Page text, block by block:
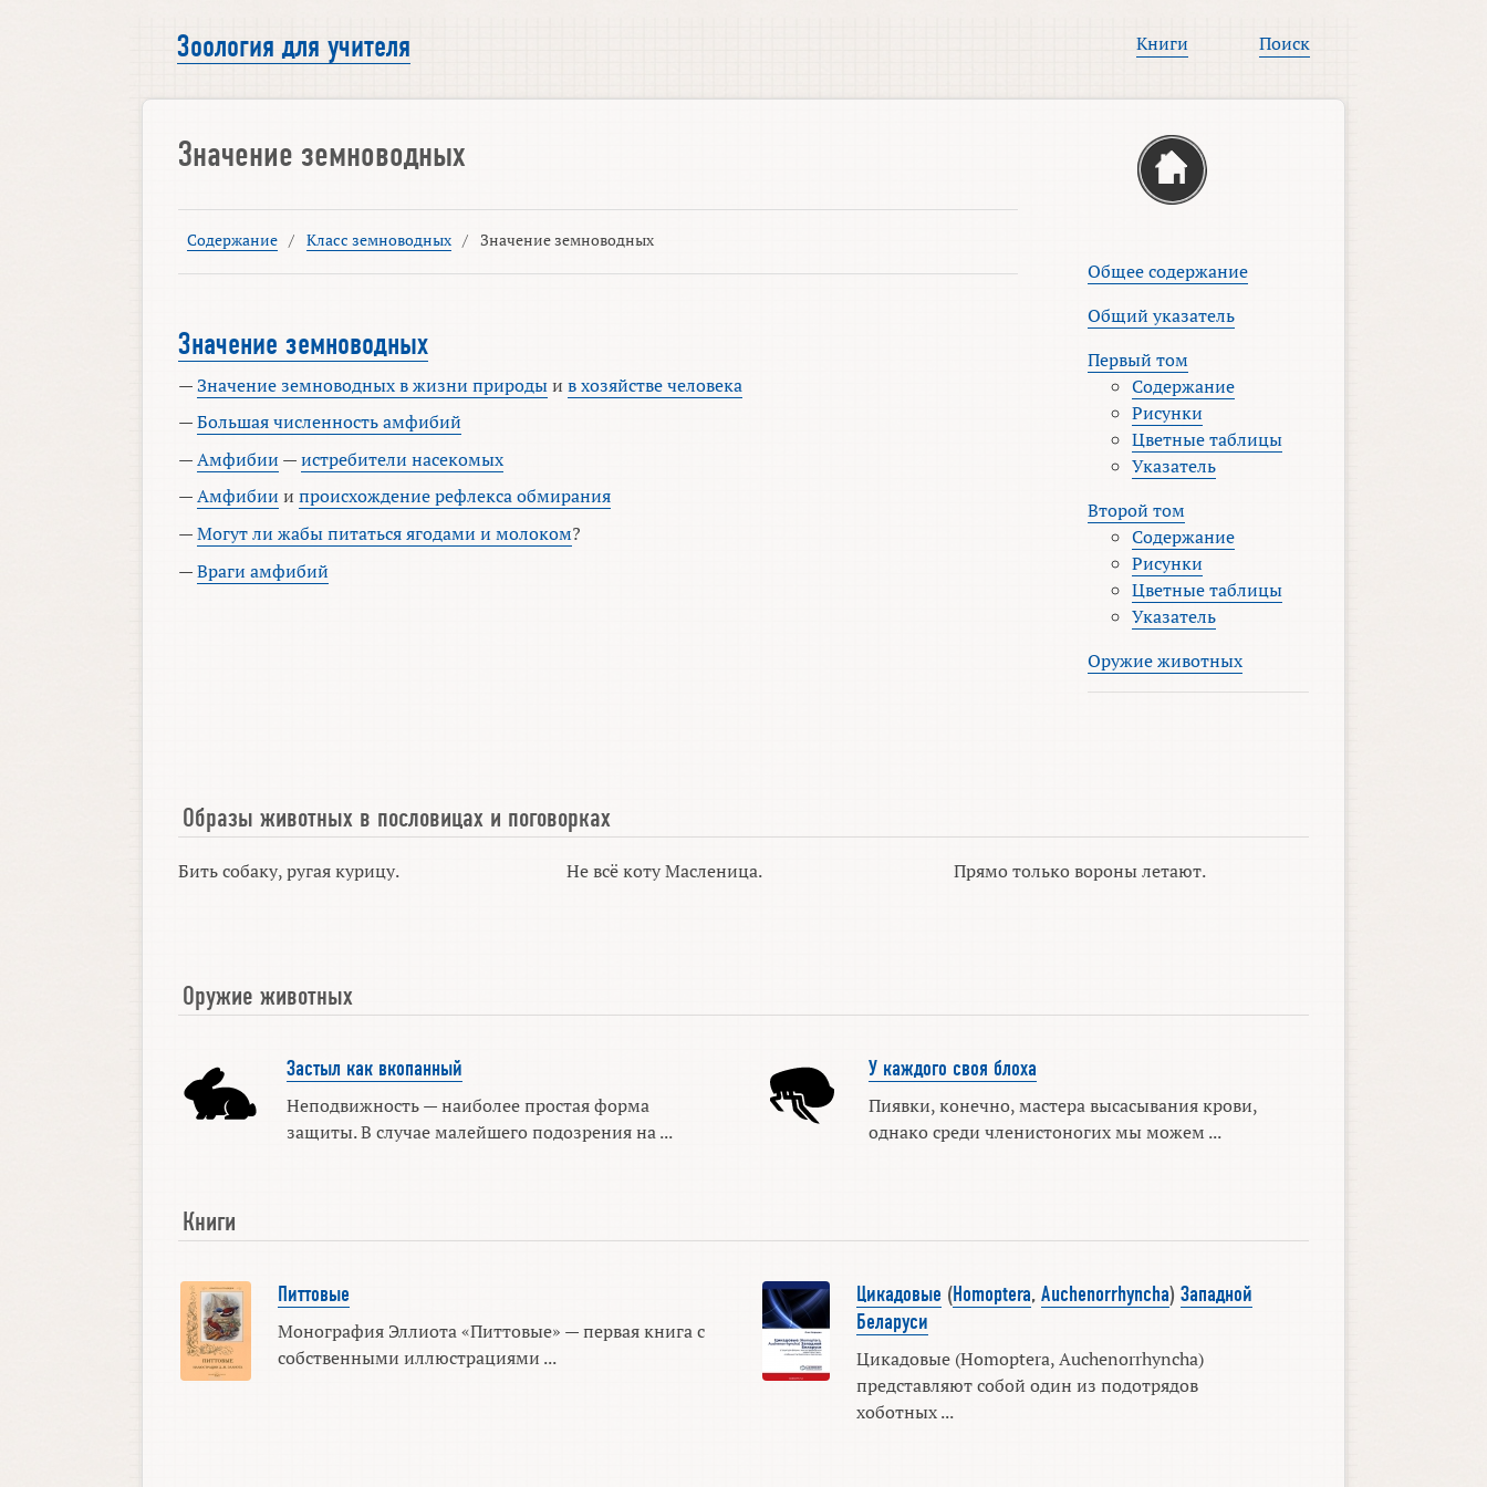
Зоология для учителя Книги Поиск
Значение земноводных
Содержание / Класс земноводных / Значение земноводных
Значение земноводных
—Значение земноводных в жизни природыив хозяйстве человека
—Большая численность амфибий
—Амфибии —истребители насекомых
—Амфибии ипроисхождение рефлекса обмирания
—Могут ли жабы питаться ягодами и молоком?
—Враги амфибий
Общее содержание
Общий указатель
Первый том
Содержание
Рисунки
Цветные таблицы
Указатель
Второй том
Содержание
Рисунки
Цветные таблицы
Указатель
Оружие животных
Образы животных в пословицах и поговорках
Бить собаку, ругая курицу. Не всё коту Масленица. Прямо только вороны летают.
Оружие животных
Застыл как вкопанный
Неподвижность — наиболее простая форма
защиты. В случае малейшего подозрения на ...
У каждого своя блоха
Пиявки, конечно, мастера высасывания крови,
однако среди членистоногих мы можем ...
Книги
Питтовые
Монография Эллиота «Питтовые» — первая книга с
собственными иллюстрациями ...
Цикадовые (Homoptera, Auchenorrhyncha) Западной
Беларуси
Цикадовые (Homoptera, Auchenorrhyncha)
представляют собой один из подотрядов
хоботных ...